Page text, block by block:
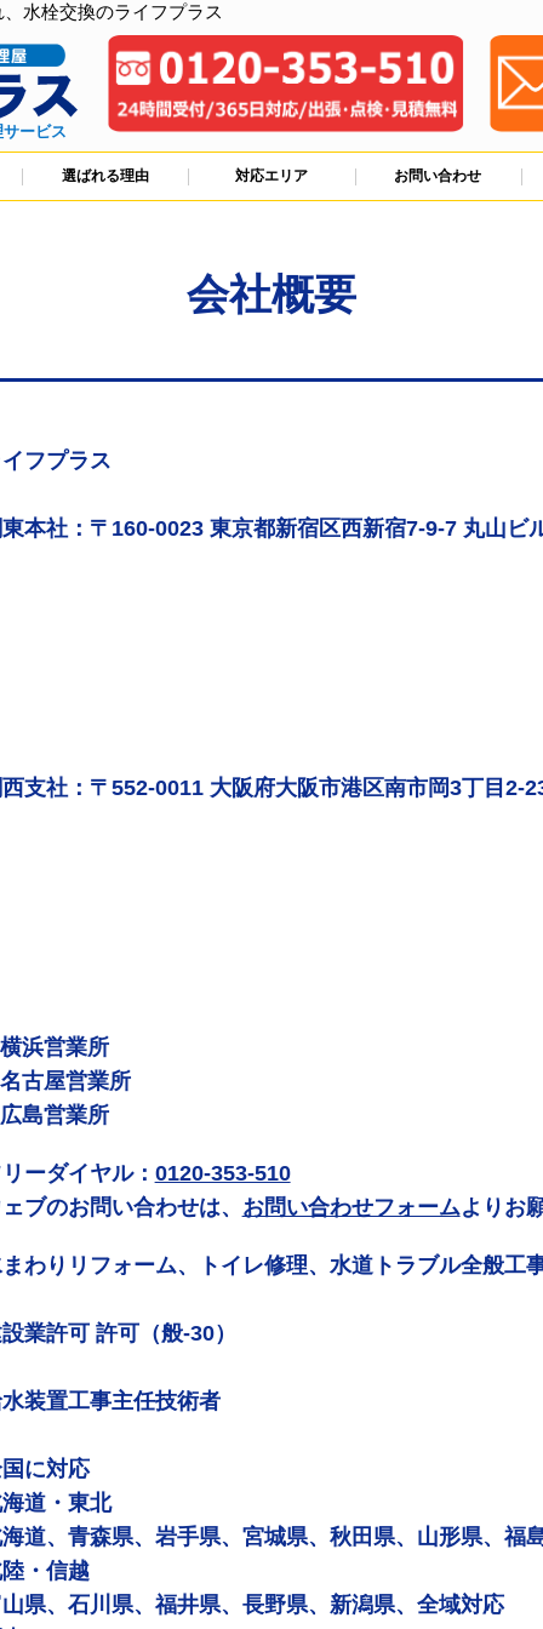
水栓交換のライフプラス
ービス
選ばれる理由 対応エリア お問い合わせ
会社概要
イフプラス
東本社：〒160-0023 東京都新宿区西新宿7-9-7 丸山ビ
西支社：〒552-0011 大阪府大阪市港区南市岡3丁目2-
浜営業所
古屋営業所
島営業所
ーダイヤル： 0120-353-510
ブのお問い合わせは、 お問い合わせフォームよりお
わりリフォーム、トイレ修理、水道トラブル全般工
業許可 許可（般-30）
装置工事主任技術者
に対応
道・東北
道、青森県、岩手県、宮城県、秋田県、山形県、福
・信越
県、石川県、福井県、長野県、新潟県、全域対応